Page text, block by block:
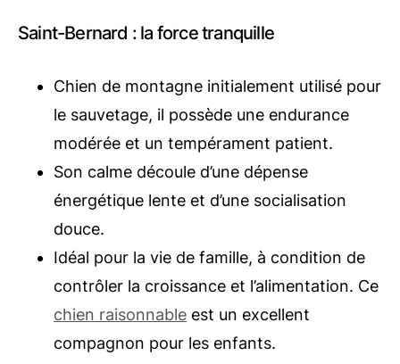
Saint-Bernard : la force tranquille
Chien de montagne initialement utilisé pour
le sauvetage, il possède une endurance
modérée et un tempérament patient.
Son calme découle d’une dépense
énergétique lente et d’une socialisation
douce.
Idéal pour la vie de famille, à condition de
contrôler la croissance et l’alimentation. Ce
chien raisonnable est un excellent
compagnon pour les enfants.